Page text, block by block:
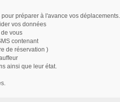
préparer à l'avance vos déplacements.
vos données
vous
contenant
de réservation )
ainsi que leur état.